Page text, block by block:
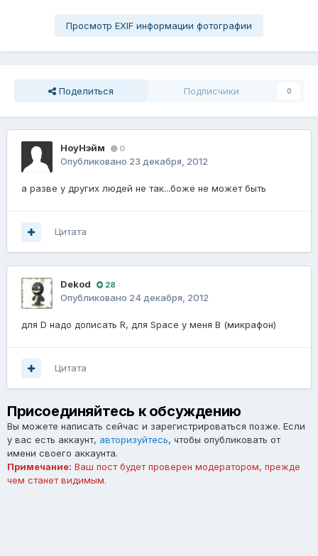
Просмотр EXIF информации фотографии
Поделиться Подписчики 0
НоуНэйм 0
Опубликовано 23 декабря, 2012
а разве у других людей не так...боже не может быть
Цитата
Dekod 28
Опубликовано 24 декабря, 2012
для D надо дописать R, для Space у меня B (микрафон)
Цитата
Присоединяйтесь к обсуждению
Вы можете написать сейчас и зарегистрироваться позже. Если
у вас есть аккаунт, авторизуйтесь, чтобы опубликовать от
имени своего аккаунта.
Примечание: Ваш пост будет проверен модератором, прежде
чем станет видимым.